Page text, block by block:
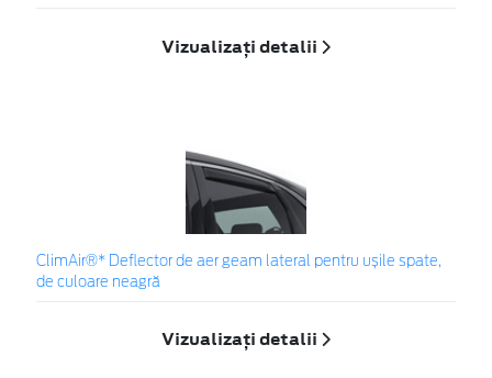
Vizualizați detalii
ClimAir®* Deflector de aer geam lateral pentru ușile spate,
de culoare neagră
Vizualizați detalii